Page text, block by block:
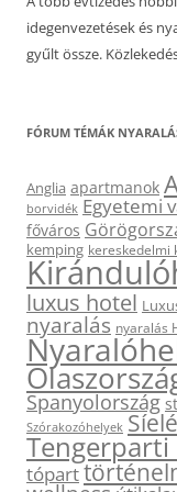
idegenvezetések és
gyűlt össze.
FÓRUM TÉMÁK
Anglia apartmanok
borvidék Egyetemi
főváros
kemping kereskedelmi
luxus hotel
nyaralás nyaralás
Spanyolország
Szórakozóhelyek
tópart